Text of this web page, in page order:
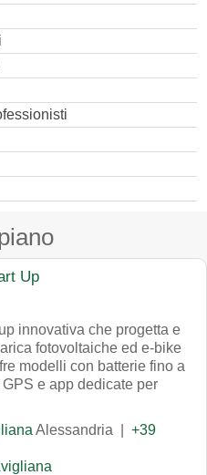
Up
innovativa che progetta e
fotovoltaiche ed e-bike
modelli con batterie fino a
e app dedicate per
Alessandria
+39